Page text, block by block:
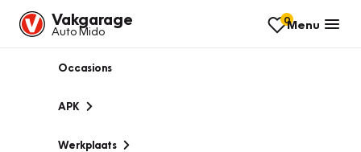
Vakgarage
Auto Mido
0Menu
Occasions
APK
Werkplaats